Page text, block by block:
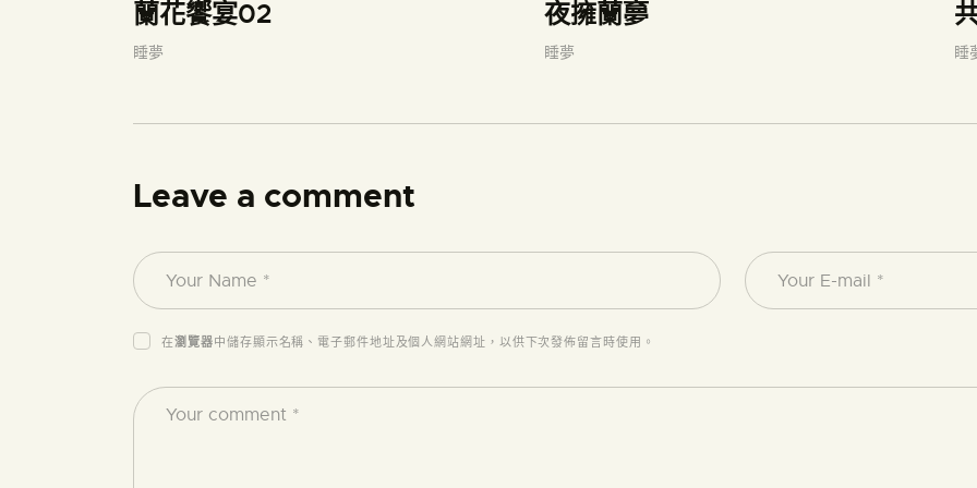
蘭花饗宴02
睡夢
夜擁蘭夣
睡夢 睡
Leave a comment
在瀏覽器中儲存顯示名稱、電子郵件地址及個人網站網址，以供下次發佈留言時使用。